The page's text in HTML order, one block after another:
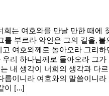
희는 여호와를 만날 만한 때에
를 부르라 악인은 그의 길을, 불
여호와께로 돌아오라 그리하
리 하나님께로 돌아오라 그가
내 생각이 너희의 생각과 다
름이니라 여호와의 말씀이니라
이 [...]